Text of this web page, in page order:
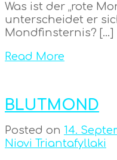
Was ist der „rote
unterscheidet er
Mondfinsternis? […]
Read More
BLUTMOND
Posted on 14.
Niovi Triantafyllaki